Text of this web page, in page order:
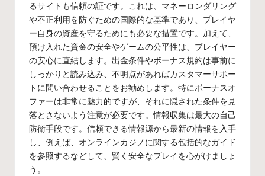
るサイトも信頼の証です。これは、マネーロンダリング
や不正利用を防ぐための国際的な基準であり、プレイヤ
ー自身の資産を守るためにも必要な措置です。加えて、
預け入れた資金の安全やゲームの公平性は、プレイヤー
の安心に直結します。出金条件やボーナス規約は事前に
しっかりと読み込み、不明点があればカスタマーサポー
トに問い合わせることをお勧めします。特にボーナスオ
ファーは非常に魅力的ですが、それに隠された条件を見
落とさないよう注意が必要です。情報収集は最大の自己
防衛手段です。信頼できる情報源から最新の情報を入手
し、例えば、 オンラインカジノ に関する包括的なガイド
を参照するなどして、賢く安全なプレイを心がけましょ
う。